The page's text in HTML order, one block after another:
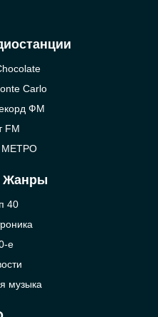
Carlo
ФМ
FM
МЕТРО
Жанры
40
е
музыка